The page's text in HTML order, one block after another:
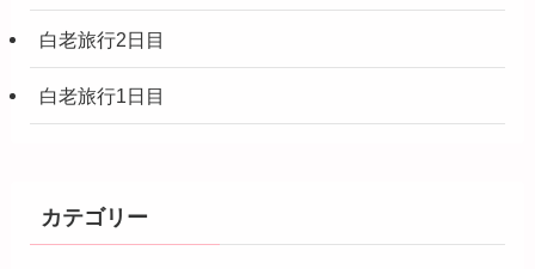
白老旅行2日目
白老旅行1日目
カテゴリー